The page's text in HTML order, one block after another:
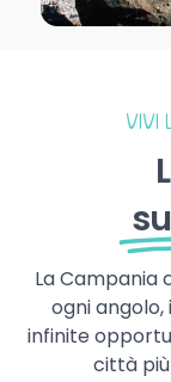
VIVI
La Campania
ogni
infinite
città